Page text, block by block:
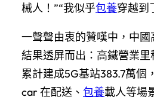
械人！”“我似乎包養穿越到
一聲聲由衷的贊嘆中，中
結果透屏而出：高鐵營業里
累計建成5G基站383.7萬個
car 在配送、 包養載人等場